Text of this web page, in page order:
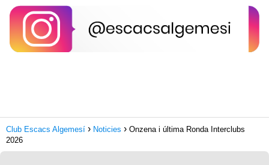
Club Escacs Algemesí Noticies
Onzena i última Ronda Interclubs
2026